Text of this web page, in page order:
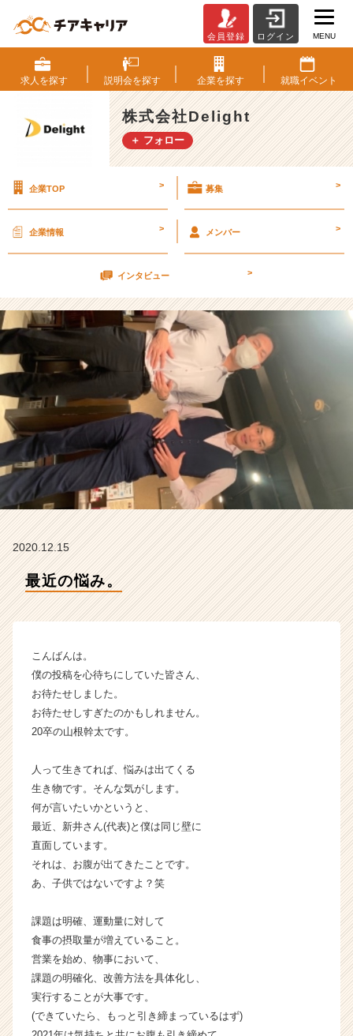
近
の
悩
み。
【株
式
e
g
h
の
タ
ン】
|
チ
ャ
ー・
ス
ト
届
サ
イ
ト
チ
ャ
リ
（C
h
e
e
C
a
会員登録 ログイン MENU
求人を探す 説明会を探す 企業を探す 就職イベント
株式会社Delight
＋ フォロー
企業TOP > 募集 >
企業情報 > メンバー >
インタビュー >
2020.12.15
最近の悩み。
こんばんは。
僕の投稿を心待ちにしていた皆さん、
お待たせしました。
お待たせしすぎたのかもしれません。
20卒の山根幹太です。
人って生きてれば、悩みは出てくる
生き物です。そんな気がします。
何が言いたいかというと、
最近、新井さん(代表)と僕は同じ壁に
直面しています。
それは、お腹が出てきたことです。
あ、子供ではないですよ？笑
課題は明確、運動量に対して
食事の摂取量が増えていること。
営業を始め、物事において、
課題の明確化、改善方法を具体化し、
実行することが大事です。
(できていたら、もっと引き締まっているはず)